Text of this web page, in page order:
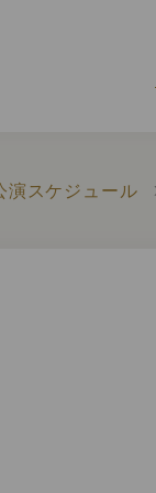
演スケジュール